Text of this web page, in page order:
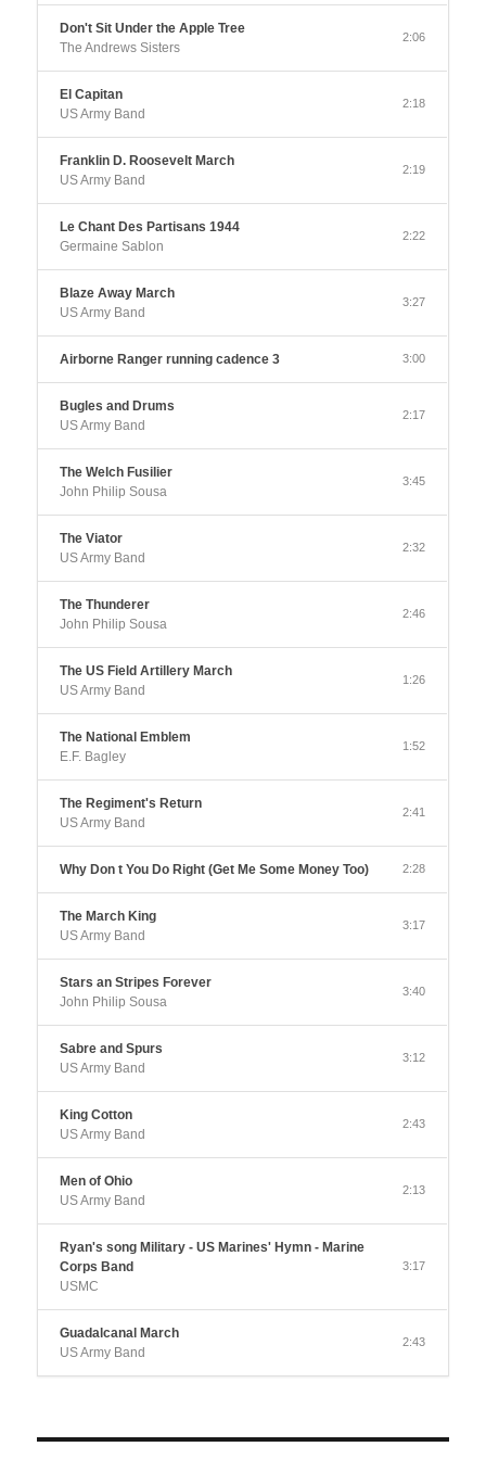
Don't Sit Under the Apple Tree
The Andrews Sisters
2:06
El Capitan
US Army Band
2:18
Franklin D. Roosevelt March
US Army Band
2:19
Le Chant Des Partisans 1944
Germaine Sablon
2:22
Blaze Away March
US Army Band
3:27
Airborne Ranger running cadence 3 3:00
Bugles and Drums
US Army Band
2:17
The Welch Fusilier
John Philip Sousa
3:45
The Viator
US Army Band
2:32
The Thunderer
John Philip Sousa
2:46
The US Field Artillery March
US Army Band
1:26
The National Emblem
E.F. Bagley
1:52
The Regiment's Return
US Army Band
2:41
Why Don t You Do Right (Get Me Some Money Too) 2:28
The March King
US Army Band
3:17
Stars an Stripes Forever
John Philip Sousa
3:40
Sabre and Spurs
US Army Band
3:12
King Cotton
US Army Band
2:43
Men of Ohio
US Army Band
2:13
Ryan's song Military - US Marines' Hymn - Marine
Corps Band
USMC
3:17
Guadalcanal March
US Army Band
2:43